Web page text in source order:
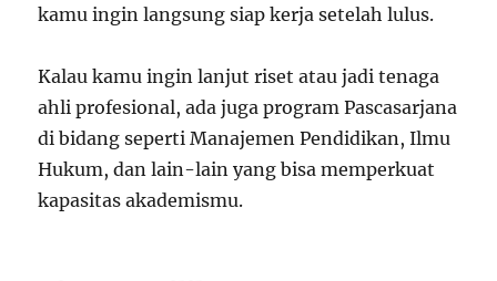
kamu ingin langsung siap kerja setelah lulus.
Kalau kamu ingin lanjut riset atau jadi tenaga
ahli profesional, ada juga program Pascasarjana
di bidang seperti Manajemen Pendidikan, Ilmu
Hukum, dan lain-lain yang bisa memperkuat
kapasitas akademismu.